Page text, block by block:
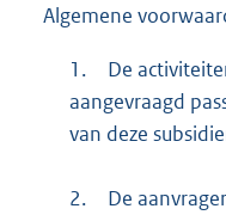
Algemene
1.
De
aangevraagd
van deze
2.
De